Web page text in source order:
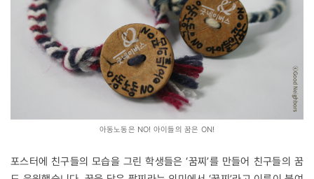
아동노동은 NO! 아이들의 꿈은 ON!
포스터에 친구들의 모습을 그린 학생들은 ‘꿈찌’를 만들어 친구들의 꿈